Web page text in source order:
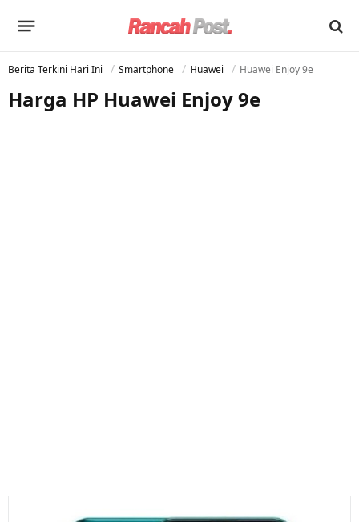
Berita Terkini Hari Ini Smartphone Huawei Huawei Enjoy 9e
Harga HP Huawei Enjoy 9e